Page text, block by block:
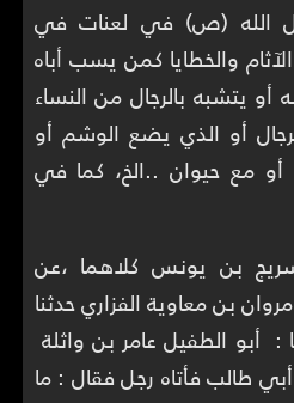
الله (ص) في لعنات في
والخطايا كمن يسب أباه
أو يتشبه بالرجال من النساء
أو الذي يضع الوشم أو
مع حيوان ..الخ، كما في
بن يونس ‏‏كلاهما ،‏عن
بن معاوية الفزاري ‏حدثنا
أبو الطفيل عامر بن واثلة
طالب ‏‏فأتاه رجل فقال : ما